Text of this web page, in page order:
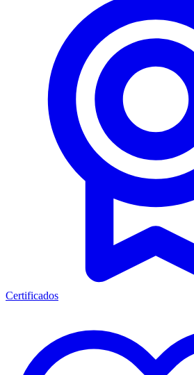
Certificados